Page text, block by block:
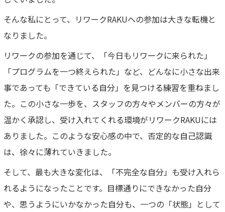
そんな私にとって、リワークRAKUへの参加は大きな転機と
なりました。
リワークの参加を通じて、「今日もリワークに来られた」
「プログラムを一つ終えられた」など、どんなに小さな出来
事であっても「できている自分」を見つける練習を重ねまし
た。この小さな一歩を、スタッフの方々やメンバーの方々が
温かく承認し、受け入れてくれる環境がリワークRAKUには
ありました。このような安心感の中で、否定的な自己認識
は、徐々に薄れていきました。
そして、最も大きな変化は、「不完全な自分」も受け入れら
れるようになったことです。目標通りにできなかった自分
や、思うようにいかなかった自分も、一つの「状態」として